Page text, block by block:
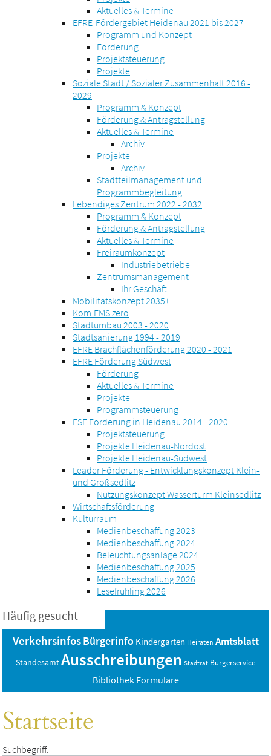
Aktuelles & Termine
EFRE-Fördergebiet Heidenau 2021 bis 2027
Programm und Konzept
Förderung
Projektsteuerung
Projekte
Soziale Stadt / Sozialer Zusammenhalt 2016 -
2029
Programm & Konzept
Förderung & Antragstellung
Aktuelles & Termine
Archiv
Projekte
Archiv
Stadtteilmanagement und
Programmbegleitung
Lebendiges Zentrum 2022 - 2032
Programm & Konzept
Förderung & Antragstellung
Aktuelles & Termine
Freiraumkonzept
Industriebetriebe
Zentrumsmanagement
Ihr Geschäft
Mobilitätskonzept 2035+
Kom.EMS zero
Stadtumbau 2003 - 2020
Stadtsanierung 1994 - 2019
EFRE Brachflächenförderung 2020 - 2021
EFRE Förderung Südwest
Förderung
Aktuelles & Termine
Projekte
Programmsteuerung
ESF Förderung in Heidenau 2014 - 2020
Projektsteuerung
Projekte Heidenau-Nordost
Projekte Heidenau-Südwest
Leader Förderung - Entwicklungskonzept Klein-
und Großsedlitz
Nutzungskonzept Wasserturm Kleinsedlitz
Wirtschaftsförderung
Kulturraum
Medienbeschaffung 2023
Medienbeschaffung 2024
Beleuchtungsanlage 2024
Medienbeschaffung 2025
Medienbeschaffung 2026
Lesefrühling 2026
Häufig gesucht
VerkehrsinfosBürgerinfo Kindergarten Heiraten Amtsblatt
StandesamtAusschreibungen Stadtrat Bürgerservice
Bibliothek Formulare
Startseite
Suchbegriff: